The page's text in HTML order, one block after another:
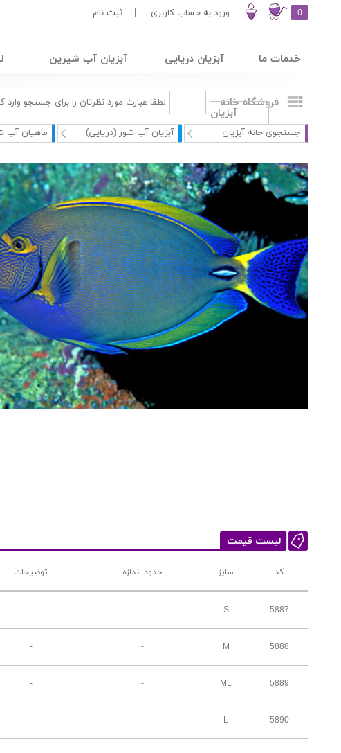
0 ورود به حساب کاربری ثبت نام
خدمات ما آبزیان دریایی آبزیان آب شیرین
فروشگاه خانه
آبزیان
جستجوی خانه آبزیان آبزیان آب شور (دریایی) ماهیان آب
لیست قیمت
کد سایز حدود اندازه توضیحات
5887
S
-
-
5888
M
-
-
5889
ML
-
-
5890
L
-
-